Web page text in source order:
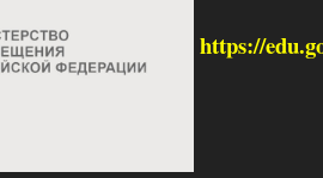
https://